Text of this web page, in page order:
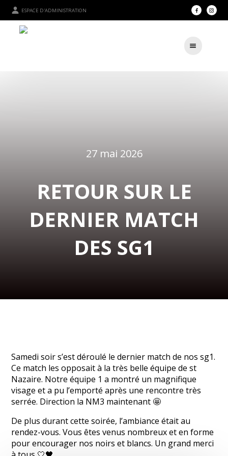
ESPACE D'ADMINISTRATION
27 mai 2026
RETOUR SUR LE
DERNIER MATCH
DES SG1
Samedi soir s’est déroulé le dernier match de nos sg1.
Ce match les opposait à la très belle équipe de st
Nazaire. Notre équipe 1 a montré un magnifique
visage et a pu l’emporté après une rencontre très
serrée. Direction la NM3 maintenant 🤩
De plus durant cette soirée, l’ambiance était au
rendez-vous. Vous êtes venus nombreux et en forme
pour encourager nos noirs et blancs. Un grand merci